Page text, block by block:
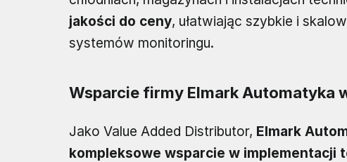
jakości do ceny, ułatwiając szybkie i
systemów monitoringu.
Wsparcie firmy Elmark Automatyka
Jako Value Added Distributor, Elmark
kompleksowe wsparcie w implementacji